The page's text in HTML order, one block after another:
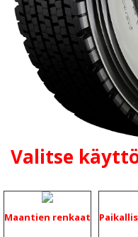
Valitse
Maantien renkaat